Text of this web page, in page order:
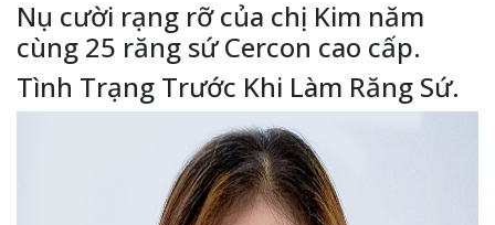
Nụ cười rạng rỡ của chị Kim năm
cùng 25 răng sứ Cercon cao cấp.
Tình Trạng Trước Khi Làm Răng Sứ.